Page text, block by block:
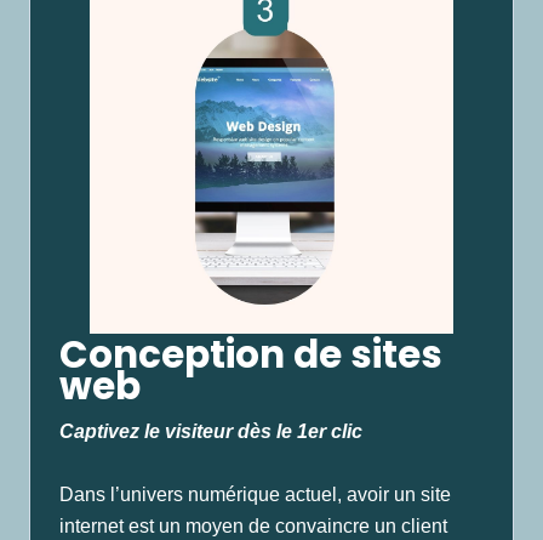
Conception de sites
web
Captivez le visiteur dès le 1er clic
Dans l’univers numérique actuel, avoir un site
internet est un moyen de convaincre un client